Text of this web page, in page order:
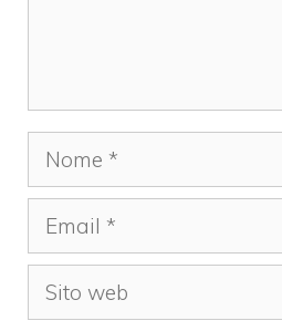
Nome
Email
Sito
web